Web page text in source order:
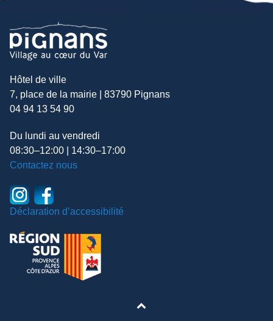
Hôtel de ville
7, place de la mairie | 83790 Pignans
04 94 13 54 90
Du lundi au vendredi
08:30–12:00 | 14:30–17:00
Contactez nous
Déclaration d’accessibilité